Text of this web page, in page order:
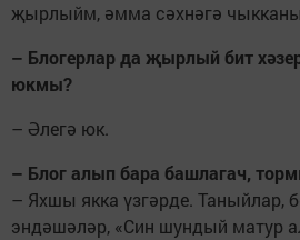
җырлыйм, әмма сәхнәгә
– Блогерлар да җырлый бит
юкмы?
– Әлегә юк.
– Блог алып бара башлагач,
– Яхшы якка үзгәрде. Таныйлар,
эндәшәләр, «Син шундый матур